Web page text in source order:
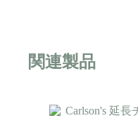
関連製品